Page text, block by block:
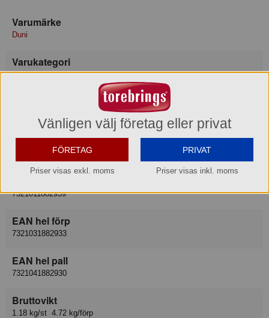
Varumärke
Duni
Varukategori
Löpare Vepa
Lev art nr
7321011882939
EAN hel förp
7321031882933
EAN hel pall
7321041882930
Bruttovikt
1.18 kg/st 4.72 kg/förp
Vänligen välj företag eller privat
FÖRETAG
Priser visas exkl. moms
PRIVAT
Priser visas inkl. moms